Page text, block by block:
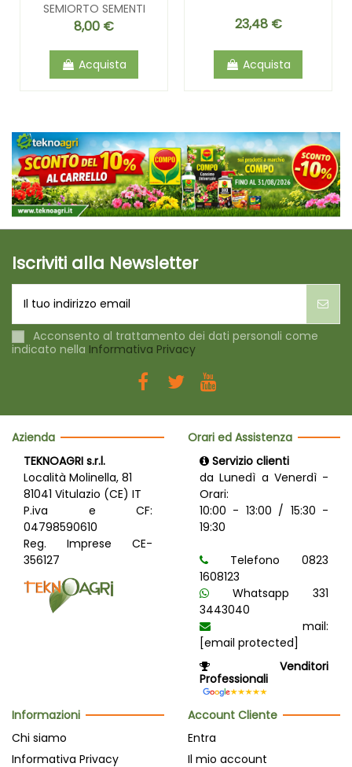
SEMIORTO SEMENTI
8,00 €
Acquista
23,48 €
Acquista
Iscriviti alla Newsletter
Acconsento al trattamento dei dati personali come
indicato nella Informativa Privacy
Azienda
TEKNOAGRI s.r.l.
Località Molinella, 81
81041 Vitulazio (CE) IT
P.iva e CF:
04798590610
Reg. Imprese CE-
356127
Orari ed Assistenza
Servizio clienti
da Lunedì a Venerdì -
Orari:
10:00 - 13:00 / 15:30 -
19:30
Telefono 0823
1608123
Whatsapp 331
3443040
mail:
[email protected]
Venditori
Professionali
Informazioni
Chi siamo
Informativa Privacy
Account Cliente
Entra
Il mio account